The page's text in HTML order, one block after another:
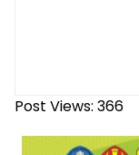
Post Views: 366